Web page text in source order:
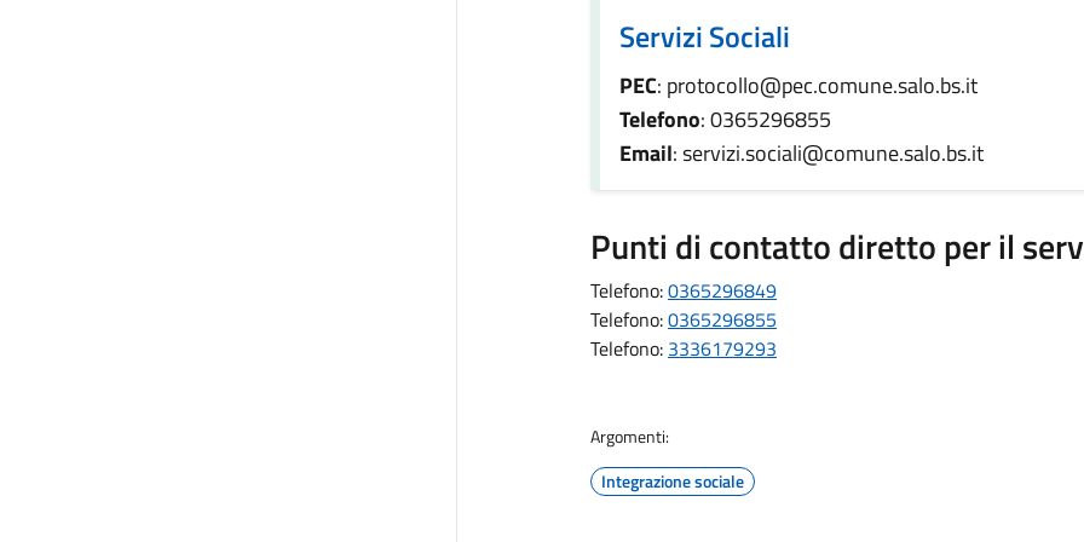
Servizi Sociali
PEC: protocollo@pec.comune.salo.bs.it
Telefono: 0365296855
Email: servizi.sociali@comune.salo.bs.it
Punti di contatto diretto per il
Telefono:0365296849
Telefono:0365296855
Telefono: 3336179293
Argomenti:
Integrazione sociale